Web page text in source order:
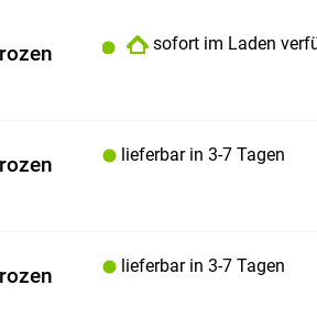
sofort im Laden
lieferbar in 3-7 Tagen
lieferbar in 3-7 Tagen